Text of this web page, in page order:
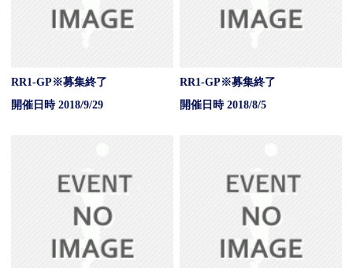
RR1-GP※募集終了
開催日時 2018/9/29
RR1-GP※募集終了
開催日時 2018/8/5